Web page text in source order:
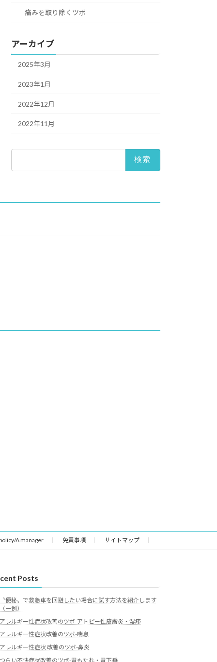
痛みを取り除くツボ
アーカイブ
2025年3月
2023年1月
2022年12月
2022年11月
A manager 免責事項 サイトマップ
Posts
〝便秘〟で救急車を回避したい場合に試す方法を紹介します
（一例）
アレルギー性症状改善のツボ-アトピー性皮膚炎・湿疹
アレルギー性症状改善のツボ-喘息
アレルギー性症状 改善のツボ-鼻炎
つらい不快症状改善のツボ-胃もたれ・胃下垂